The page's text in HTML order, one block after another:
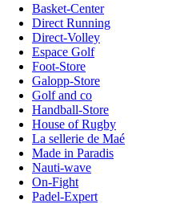
Basket-Center
Direct Running
Direct-Volley
Espace Golf
Foot-Store
Galopp-Store
Golf and co
Handball-Store
House of Rugby
La sellerie de Maé
Made in Paradis
Nauti-wave
On-Fight
Padel-Expert